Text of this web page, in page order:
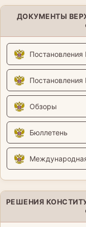
ДОКУМЕНТЫ
Обзоры
Бюллетень
РЕШЕНИЯ